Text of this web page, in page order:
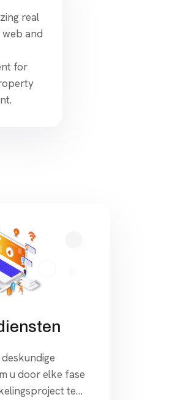
real
and
for
u door elke fase
te